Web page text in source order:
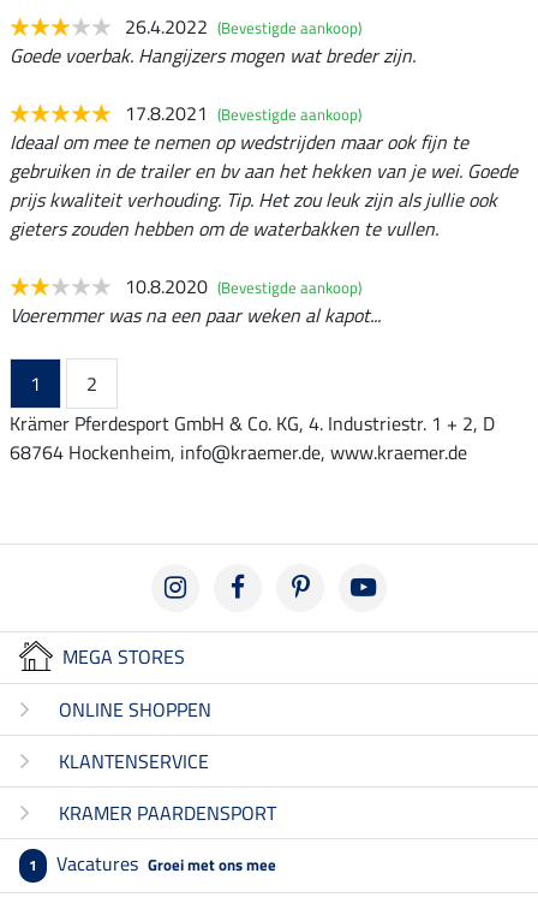
26.4.2022 (Bevestigde aankoop)
Goede voerbak. Hangijzers mogen wat breder zijn.
17.8.2021 (Bevestigde aankoop)
Ideaal om mee te nemen op wedstrijden maar ook fijn te
gebruiken in de trailer en bv aan het hekken van je wei. Goede
prijs kwaliteit verhouding. Tip. Het zou leuk zijn als jullie ook
gieters zouden hebben om de waterbakken te vullen.
10.8.2020 (Bevestigde aankoop)
Voeremmer was na een paar weken al kapot...
1
2
Krämer Pferdesport GmbH & Co. KG, 4. Industriestr. 1 + 2, D
68764 Hockenheim, info@kraemer.de, www.kraemer.de
MEGA STORES
ONLINE SHOPPEN
KLANTENSERVICE
KRAMER PAARDENSPORT
1 Vacatures Groei met ons mee